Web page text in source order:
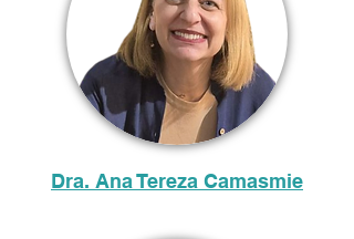
Dra. Ana Tereza Camasmie